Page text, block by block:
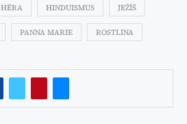
HÉRA HINDUISMUS JEŽÍŠ
PANNA MARIE ROSTLINA